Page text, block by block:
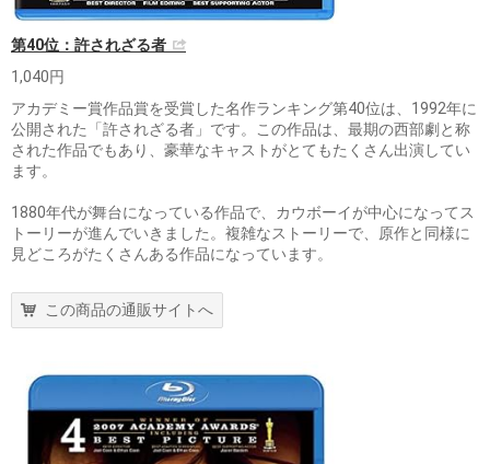
第40位：許されざる者
1,040円
アカデミー賞作品賞を受賞した名作ランキング第40位は、1992年に
公開された「許されざる者」です。この作品は、最期の西部劇と称
された作品でもあり、豪華なキャストがとてもたくさん出演してい
ます。
1880年代が舞台になっている作品で、カウボーイが中心になってス
トーリーが進んでいきました。複雑なストーリーで、原作と同様に
見どころがたくさんある作品になっています。
この商品の通販サイトへ